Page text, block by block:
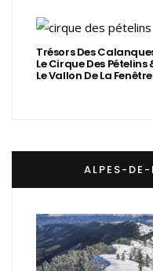
Trésors Des
Le Cirque Des Pételins
Le Vallon De La Fenêtre
ALPES-